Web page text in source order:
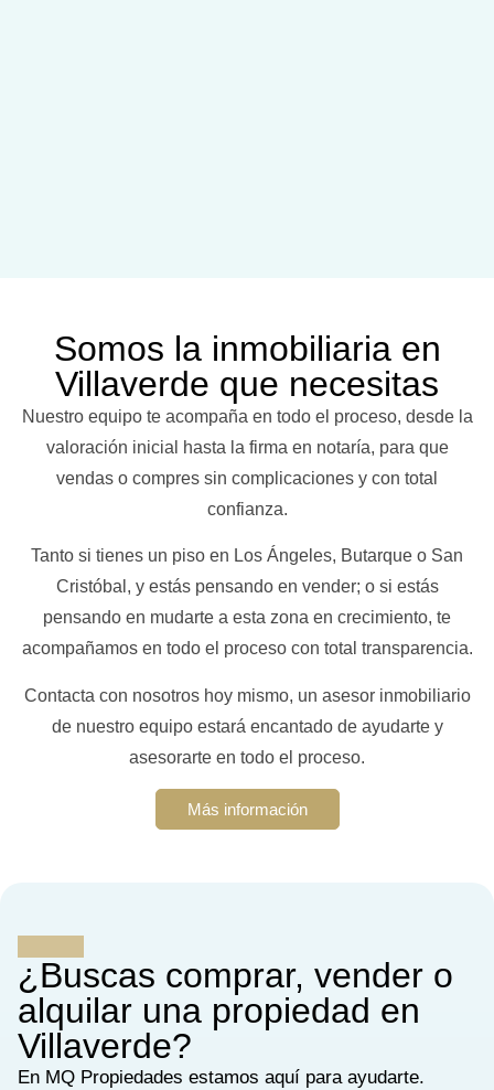
Somos la inmobiliaria en
Villaverde que necesitas
Nuestro equipo te acompaña en todo el proceso, desde la
valoración inicial hasta la firma en notaría, para que
vendas o compres sin complicaciones y con total
confianza.
Tanto si tienes un piso en Los Ángeles, Butarque o San
Cristóbal, y estás pensando en vender; o si estás
pensando en mudarte a esta zona en crecimiento, te
acompañamos en todo el proceso con total transparencia.
Contacta con nosotros hoy mismo, un asesor inmobiliario
de nuestro equipo estará encantado de ayudarte y
asesorarte en todo el proceso.
Más información
¿Buscas comprar, vender o
alquilar una propiedad en
Villaverde?
En MQ Propiedades estamos aquí para ayudarte.